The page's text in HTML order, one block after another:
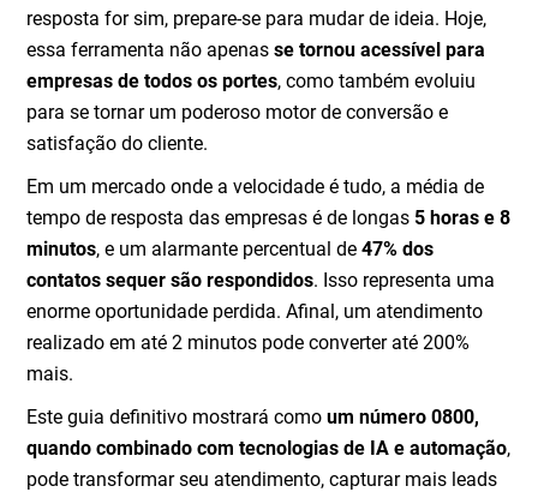
resposta for sim, prepare-se para mudar de ideia. Hoje,
essa ferramenta não apenasse tornou acessível para
empresas de todos os portes, como também evoluiu
para se tornar um poderoso motor de conversão e
satisfação do cliente.
Em um mercado onde a velocidade é tudo, a média de
tempo de resposta das empresas é de longas 5 horas e 8
minutos, e um alarmante percentual de47% dos
contatos sequer são respondidos. Isso representa uma
enorme oportunidade perdida. Afinal, um atendimento
realizado em até 2 minutos pode converter até 200%
mais.
Este guia definitivo mostrará comoum número 0800,
quando combinado com tecnologias de IA e automação,
pode transformar seu atendimento, capturar mais leads